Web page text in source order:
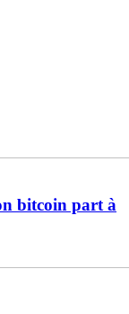
bitcoin part à